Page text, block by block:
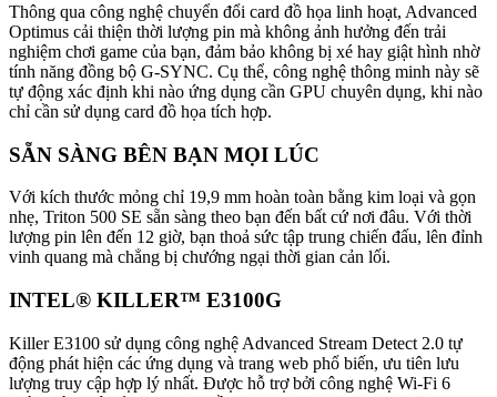
Thông qua công nghệ chuyển đổi card đồ họa linh hoạt, Advanced
Optimus cải thiện thời lượng pin mà không ảnh hưởng đến trải
nghiệm chơi game của bạn, đảm bảo không bị xé hay giật hình nhờ
tính năng đồng bộ G-SYNC. Cụ thể, công nghệ thông minh này sẽ
tự động xác định khi nào ứng dụng cần GPU chuyên dụng, khi nào
chỉ cần sử dụng card đồ họa tích hợp.
SẴN SÀNG BÊN BẠN MỌI LÚC
Với kích thước mỏng chỉ 19,9 mm hoàn toàn bằng kim loại và gọn
nhẹ, Triton 500 SE sẵn sàng theo bạn đến bất cứ nơi đâu. Với thời
lượng pin lên đến 12 giờ, bạn thoả sức tập trung chiến đấu, lên đỉnh
vinh quang mà chẳng bị chướng ngại thời gian cản lối.
INTEL® KILLER™ E3100G
Killer E3100 sử dụng công nghệ Advanced Stream Detect 2.0 tự
động phát hiện các ứng dụng và trang web phổ biến, ưu tiên lưu
lượng truy cập hợp lý nhất. Được hỗ trợ bởi công nghệ Wi-Fi 6